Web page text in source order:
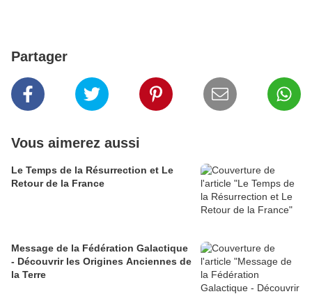
Partager
Vous aimerez aussi
Le Temps de la Résurrection et Le
Retour de la France
Message de la Fédération Galactique
- Découvrir les Origines Anciennes de
la Terre